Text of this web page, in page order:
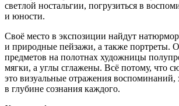
светлой ностальгии, погрузиться в
и юности.
Своё место в экспозиции найдут
и природные пейзажи, а также портреты.
предметов на полотнах художницы
мягки, а углы сглажены. Всё потому, что
это визуальные отражения воспоминаний,
в глубине сознания каждого.